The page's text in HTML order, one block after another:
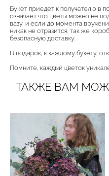
Букет приедет к получателю в
означает что цветы можно не
вазу, и если до момента
никак не отразится, так же
безопасную доставку.
В подарок, к каждому букету,
Помните, каждый цветок
ТАКЖЕ ВАМ